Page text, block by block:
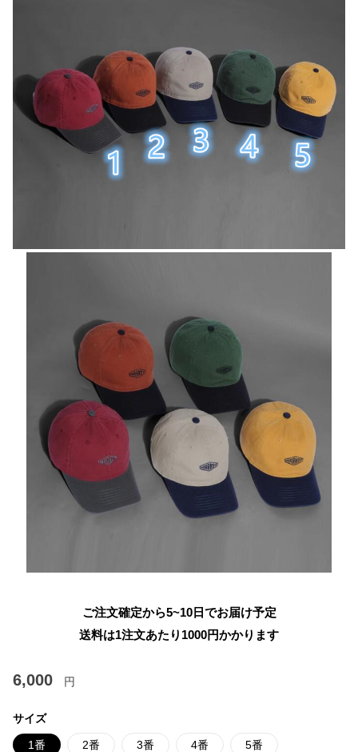
ご注文確定から5~10日でお届け予定
送料は1注文あたり 1000円かかります
6,000 円
サイズ
1番 2番 3番 4番 5番